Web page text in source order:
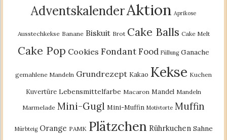
AdventskalenderAktion Aprikose
Ausstechkekse Banane Biskuit Brot Cake Balls Cake Melt
Cake Pop Cookies Fondant Food Füllung Ganache
gemahlene Mandeln Grundrezept Kakao Kekse Kuchen
Kuvertüre Lebensmittelfarbe Macaron Mandel Mandeln
Marmelade Mini-Gugl Mini-Muffin Motivtorte Muffin
Mürbteig Orange PAMK Plätzchen Rührkuchen Sahne